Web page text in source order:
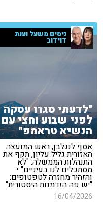
ניסים משעל וענת
דוידוב
"לדעתי סגרו עסקה
לפני שבוע וחצי עם
הנשיא טראמפ"
אסף לנגלבן, ראש המועצה
האזורית גליל עליון, תקף את
התנהלות הממשלה: "לא
מסתכלים לנו בעיניים" •
והזהיר מחזרה לטפטופים:
"יש פה הזדמנות היסטורית"
16/04/2026